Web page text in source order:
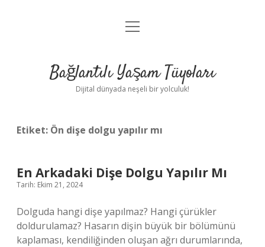
Anasayfa
Yasal Uyarı
menüyü
Bağlantılı Yaşam Tüyoları
Dijital dünyada neşeli bir yolculuk!
Etiket: Ön dişe dolgu yapılır mı
En Arkadaki Dişe Dolgu Yapılır Mı
Tarih: Ekim 21, 2024
Dolguda hangi dişe yapılmaz? Hangi çürükler
doldurulamaz? Hasarın dişin büyük bir bölümünü
kaplaması, kendiliğinden oluşan ağrı durumlarında,